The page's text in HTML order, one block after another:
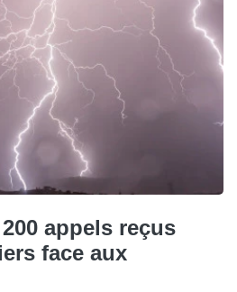
appels reçus
face aux